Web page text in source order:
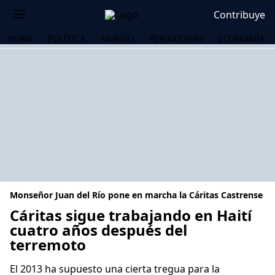
Contribuye
HOME POLÍTICA MUNDO PERIODISMO ECONOMÍA
Monseñor Juan del Río pone en marcha la Cáritas Castrense
Cáritas sigue trabajando en Haití
cuatro años después del
terremoto
El 2013 ha supuesto una cierta tregua para la